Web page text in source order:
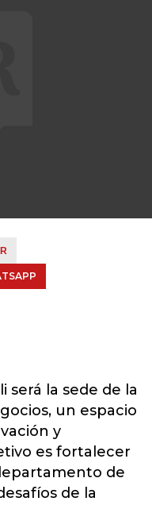
será la sede de la
un espacio
y
es fortalecer
de
de la